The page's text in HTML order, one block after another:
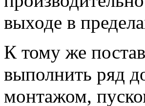
выходе в
К тому же
выполнить ряд
монтажом,